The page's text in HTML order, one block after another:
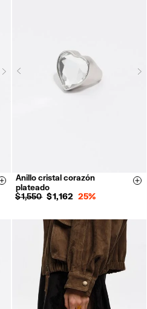
Next
Size & Add
Anillo cristal corazón
plateado
$ 1,550 $ 1,162 25%
14 16